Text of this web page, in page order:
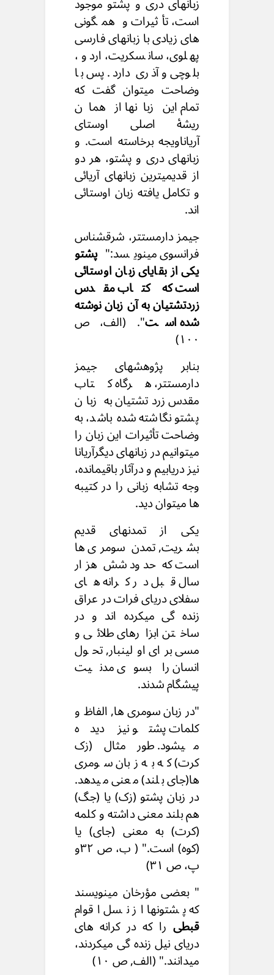
است، تأثیرات و همگونی
های زیادی با زبانهای فارسی
پهلوی، سانسکریت، اردو ،
بلوچی و آذری دارد. پس با
وضاحت میتوان گفت که
تمام این زبانها از همان
ریشۀ اصلی اوستای
آریاناویجه برخاسته است. و
زبانهای دری و پشتو، هر دو
از قدیمیترین زبانهای آریائی
و تکامل یافته زبان اوستائی
اند.
جیمز دارمستتر، شرقشناس
فرانسوی مینویسد:" پشتو
یکی از بقایای زبان اوستائی
است که کتاب مقدس
زردتشتیان به آن زبان نوشته
شده است". (الف، ص
۱٠٠)
بنابر پژوهشهای جیمز
دارمستتر، هرگاه کتاب
مقدس زردتشتیان به زبان
پشتو نگاشته شده باشد، به
وضاحت تأثیرات این زبان را
میتوانیم در زبانهای دیگرآریانا
نیز دریابیم و درآثار باقیمانده،
وجه تشابه زبانی را در کتیبه
ها میتوان دید.
یکی از تمدنهای قدیم
بشریت, تمدن سومری ها
است که حدود شش هزار
سال قبل در کرانه های
سفلای دریای فرات در عراق
زنده گی میکرده اند و در
ساختن ابزارهای طلائی و
مسی برای اولینبار, تحول
انسان را بسوی مدنیت
پیشگام شدند.
"در زبان سومری ها, الفاظ و
کلمات پشتو نیز دیده
میشود. طور مثال (زک
کرت) که به زبان سومری
ها(جای بلند) معنی میدهد.
در زبان پشتو (زک) یا (جگ)
هم بلند معنی داشته و کلمه
(کرت) به معنی (جای) یا
(کوه) است." ( ب، ص ۳۲و
پ، ص ۳۱)
" بعضی مؤرخان مینویسند
که پشتونها از نسل اقوام
قبطی را که در کرانه های
دریای نیل زنده گی میکردند،
میدانند." (الف, ص ۱٠)